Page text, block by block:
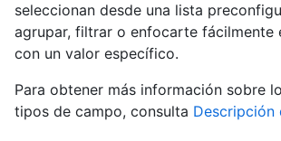
seleccionan desde una lista
agrupar, filtrar o enfocarte fácilmente
con un valor específico.
Para obtener más información sobre
tipos de campo, consulta Descripción